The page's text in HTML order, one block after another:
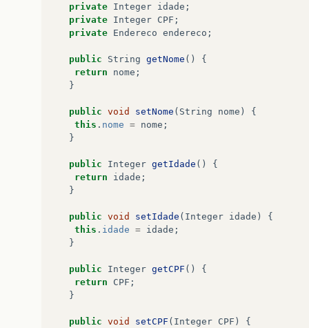
private Integer idade ;
private Integer CPF ;
private Endereco endereco ;
public String getNome ()
{
return
nome ;
}
public void setNome ( String nome )
{
this . nome = nome ;
}
public Integer getIdade ()
{
return
idade ;
}
public void setIdade ( Integer idade )
{
this . idade = idade ;
}
public Integer getCPF ()
{
return
CPF ;
}
public void setCPF ( Integer CPF )
{